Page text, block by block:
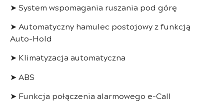
➤ System wspomagania ruszania pod górę
➤ Automatyczny hamulec postojowy z funkcją
Auto-Hold
➤ Klimatyzacja automatyczna
➤ ABS
➤ Funkcja połączenia alarmowego e-Call